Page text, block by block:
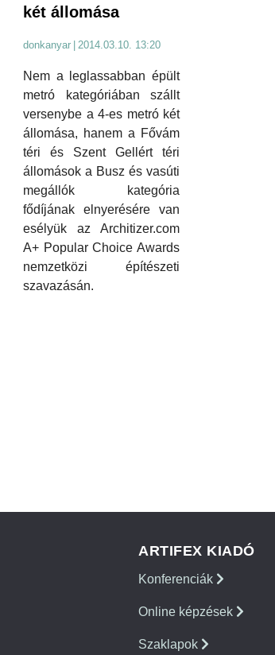
két állomása
donkanyar 2014.03.10. 13:20
Nem a leglassabban épült
metró kategóriában szállt
versenybe a 4-es metró két
állomása, hanem a Fővám
téri és Szent Gellért téri
állomások a Busz és vasúti
megállók kategória
fődíjának elnyerésére van
esélyük az Architizer.com
A+ Popular Choice Awards
nemzetközi építészeti
szavazásán.
ARTIFEX KIADÓ
Konferenciák
Online képzések
Szaklapok